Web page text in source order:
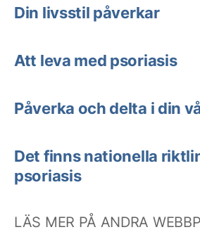
Din livsstil påverkar
Att leva med psoriasis
Påverka och delta i din
Det finns nationella
psoriasis
LÄS MER PÅ ANDRA